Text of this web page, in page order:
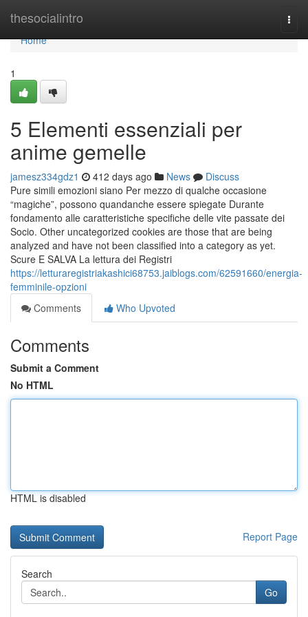
thesocialintro
Home
Home
1
5 Elementi essenziali per
anime gemelle
jamesz334gdz1 412 days ago News
Discuss
Pure simili emozioni siano Per mezzo di qualche occasione
“magiche”, possono quandanche essere spiegate Durante
fondamento alle caratteristiche specifiche delle vite passate dei
Socio. Other uncategorized cookies are those that are being
analyzed and have not been classified into a category as yet.
Scure E SALVA La lettura dei Registri
https://letturaregistriakashici68753.jaiblogs.com/62591660/energia-
femminile-opzioni
Comments
Who Upvoted
Comments
Submit a Comment
No HTML
HTML is disabled
Report Page
Search
Go